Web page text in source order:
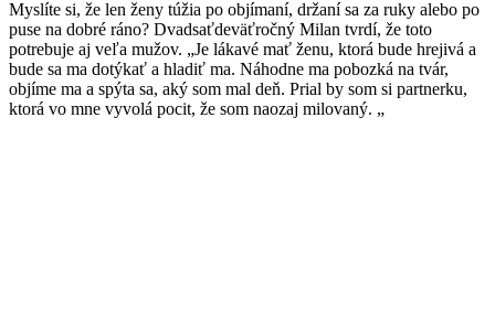
Myslíte si, že len ženy túžia po objímaní, držaní sa za ruky alebo po
puse na dobré ráno? Dvadsaťdeväťročný Milan tvrdí, že toto
potrebuje aj veľa mužov. „Je lákavé mať ženu, ktorá bude hrejivá a
bude sa ma dotýkať a hladiť ma. Náhodne ma pobozká na tvár,
objíme ma a spýta sa, aký som mal deň. Prial by som si partnerku,
ktorá vo mne vyvolá pocit, že som naozaj milovaný. „